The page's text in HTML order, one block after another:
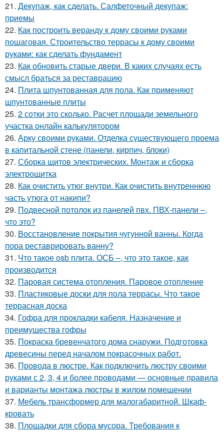
21. Декупаж, как сделать. Салфеточный декупаж:
приемы
22. Как построить веранду к дому своими руками
пошаговая. Строительство террасы к дому своими
руками: как сделать фундамент
23. Как обновить старые двери. В каких случаях есть
смысл браться за реставрацию
24. Плита шпунтованная для пола. Как применяют
шпунтованные плиты
25. 2 сотки это сколько. Расчет площади земельного
участка онлайн калькулятором
26. Арку своими руками. Отделка существующего проема
в капитальной стене (панели, кирпич, блоки)
27. Сборка щитов электрических. Монтаж и сборка
электрощитка
28. Как очистить утюг внутри. Как очистить внутреннюю
часть утюга от накипи?
29. Подвесной потолок из панелей пвх. ПВХ-панели –,
что это?
30. Восстановление покрытия чугунной ванны. Когда
пора реставрировать ванну?
31. Что такое osb плита. ОСБ –, что это такое, как
производится
32. Паровая система отопления. Паровое отопление
33. Пластиковые доски для пола террасы. Что такое
террасная доска
34. Гофра для прокладки кабеля. Назначение и
преимущества гофры
35. Покраска бревенчатого дома снаружи. Подготовка
древесины перед началом покрасочных работ.
36. Провода в люстре. Как подключить люстру своими
руками с 2, 3, 4 и более проводами — основные правила
и варианты монтажа люстры в жилом помещении
37. Мебель трансформер для малогабаритной. Шкаф-
кровать
38. Площадки для сбора мусора. Требования к